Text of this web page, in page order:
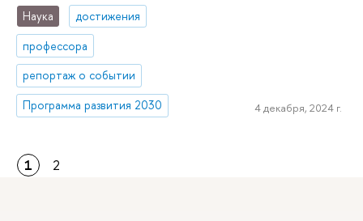
Наука
достижения
профессора
репортаж о событии
Программа развития 2030
4 декабря, 2024 г.
1 2